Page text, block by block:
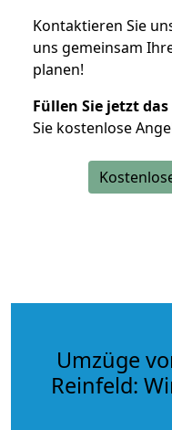
Kontaktieren Sie
uns gemeinsam
planen!
Füllen Sie jetzt
Sie kostenlose
Umzüge
Reinfeld: